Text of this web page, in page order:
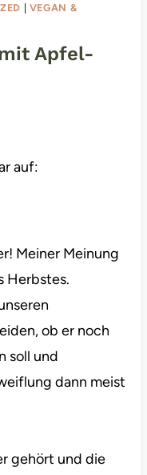
| VEGAN &
Apfel-
auf:
Meiner Meinung
Herbstes.
ob er noch
soll und
dann meist
gehört und die